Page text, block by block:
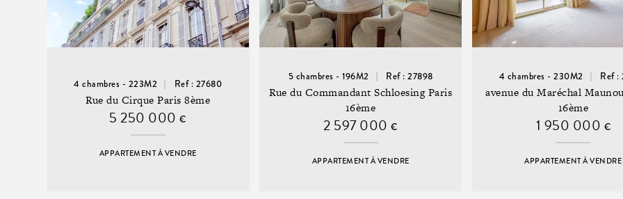
4 chambres - 223M2 Ref : 27680
Rue du Cirque Paris 8ème
5 250 000€
APPARTEMENT À VENDRE
5 chambres - 196M2 Ref : 27898
Rue du Commandant Schloesing Paris
16ème
2 597 000€
APPARTEMENT À VENDRE
4 chambres - 230M2 Ref :
avenue du Maréchal
16ème
1 950 000 €
APPARTEMENT À VENDRE